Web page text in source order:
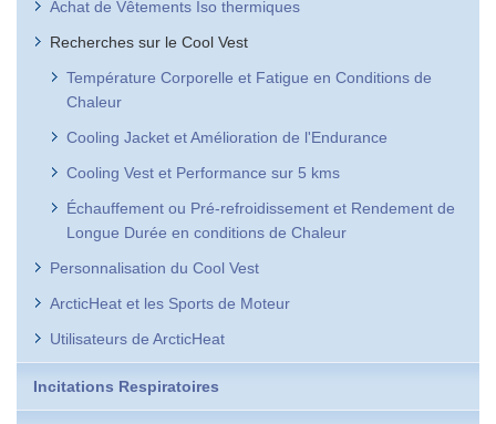
Achat de Vêtements Iso thermiques
Recherches sur le Cool Vest
Température Corporelle et Fatigue en Conditions de
Chaleur
Cooling Jacket et Amélioration de l'Endurance
Cooling Vest et Performance sur 5 kms
Échauffement ou Pré-refroidissement et Rendement de
Longue Durée en conditions de Chaleur
Personnalisation du Cool Vest
ArcticHeat et les Sports de Moteur
Utilisateurs de ArcticHeat
Incitations Respiratoires